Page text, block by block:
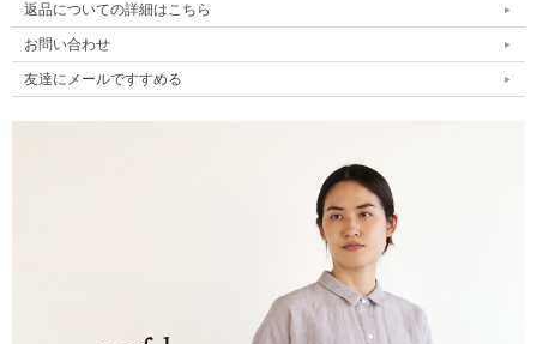
返品についての詳細はこちら
お問い合わせ
友達にメールですすめる